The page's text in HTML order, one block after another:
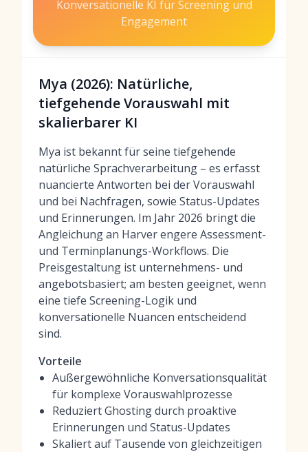
Konversationelle KI für Screening und
Engagement
Mya (2026): Natürliche,
tiefgehende Vorauswahl mit
skalierbarer KI
Mya ist bekannt für seine tiefgehende
natürliche Sprachverarbeitung – es erfasst
nuancierte Antworten bei der Vorauswahl
und bei Nachfragen, sowie Status-Updates
und Erinnerungen. Im Jahr 2026 bringt die
Angleichung an Harver engere Assessment-
und Terminplanungs-Workflows. Die
Preisgestaltung ist unternehmens- und
angebotsbasiert; am besten geeignet, wenn
eine tiefe Screening-Logik und
konversationelle Nuancen entscheidend
sind.
Vorteile
Außergewöhnliche Konversationsqualität
für komplexe Vorauswahlprozesse
Reduziert Ghosting durch proaktive
Erinnerungen und Status-Updates
Skaliert auf Tausende von gleichzeitigen